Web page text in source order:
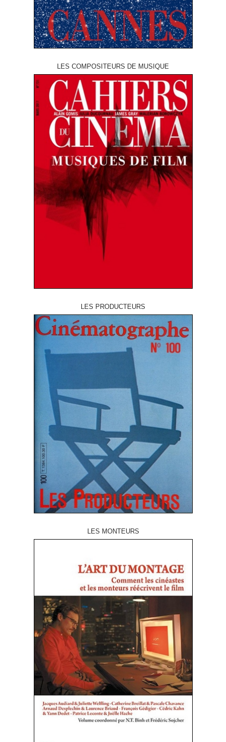
LES COMPOSITEURS DE MUSIQUE
LES PRODUCTEURS
LES MONTEURS